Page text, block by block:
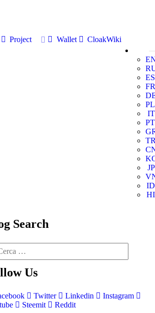
Project Wallet
CloakWiki
ES
FR
PL
IT
PT
JP
ID
HI
Search
Us
Twitter Linkedin
Instagram
Steemit Reddit